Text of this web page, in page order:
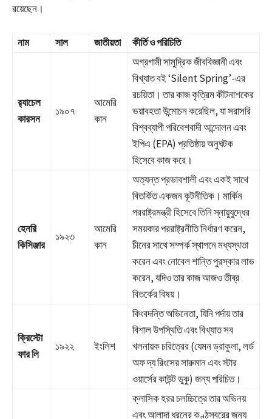
রয়েছেন।
নাম সাল জাতীয়তা কীর্তি ও পরিচিতি
র‍্যাচেল
কারসন
১৯০৭
আমেরি
কান
অগ্রগামী সামুদ্রিক জীববিজ্ঞানী এবং
বিখ্যাত বই ‘Silent Spring’-এর
রচয়িতা। তার কাজ কৃত্রিম কীটনাশকের
ভয়াবহতা উন্মোচন করেছিল, যা সরাসরি
বিশ্বব্যাপী পরিবেশবাদী আন্দোলন এবং
ইপিএ (EPA) প্রতিষ্ঠায় অনুঘটক
হিসেবে কাজ করে।
হেনরি
কিসিঞ্জার
১৯২৩
আমেরি
কান
অত্যন্ত প্রভাবশালী এবং একই সাথে
বিতর্কিত একজন কূটনীতিক। মার্কিন
পররাষ্ট্রমন্ত্রী হিসেবে তিনি স্নায়ুযুদ্ধের
সময়কার পররাষ্ট্রনীতি নির্ধারণ করেন,
চীনের সাথে সম্পর্ক স্থাপনে মধ্যস্থতা
করেন এবং নোবেল শান্তি পুরস্কার লাভ
করেন, যদিও তার কাজ আজও তীব্র
বিতর্কের বিষয়।
ক্রিস্টো
ফার লি
১৯২২ ইংলিশ
কিংবদন্তি অভিনেতা, যিনি পর্দায় তার
বিশাল উপস্থিতি এবং বিখ্যাত সব
খলনায়ক চরিত্রের (যেমন ড্রাকুলা, লর্ড
অফ দ্য রিংসের সারুমান এবং স্টার
ওয়ার্সের কাউন্ট ডুকু) জন্য পরিচিত।
ক্লাসিক হরর চলচ্চিত্রে তার অভিনয়
এবং আলাদা ধরনের কণ্ঠস্বরের জন্য